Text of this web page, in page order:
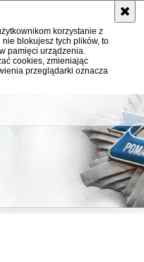
korzystanie z
blokujesz tych plików, to
pamięci urządzenia.
cookies, zmieniając
przeglądarki oznacza